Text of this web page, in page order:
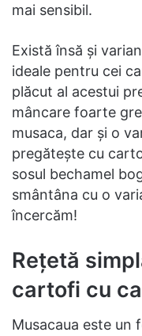
mai sensibil.
Există însă și
ideale pentru cei
plăcut al acestui
mâncare foarte
musaca, dar și o
pregătește cu
sosul bechamel
smântâna cu o
încercăm!
Rețetă
cartofi cu
Musacaua este un